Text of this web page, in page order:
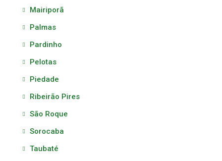
Mairiporã
Palmas
Pardinho
Pelotas
Piedade
Ribeirão Pires
São Roque
Sorocaba
Taubaté